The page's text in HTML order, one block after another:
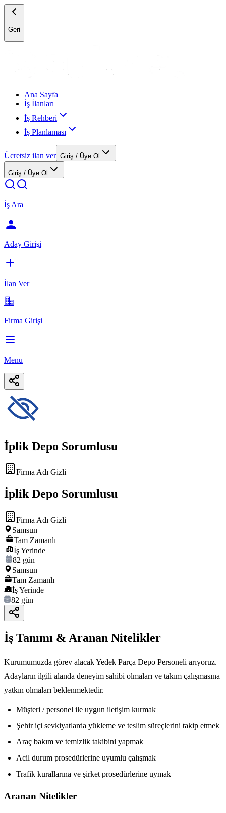
Geri
Ana Sayfa
İş İlanları
İş Rehberi
İş Planlaması
Ücretsiz ilan ver Giriş / Üye Ol
Giriş / Üye Ol
İş Ara
Aday Girişi
İlan Ver
Firma Girişi
Menu
İplik Depo Sorumlusu
Firma Adı Gizli
İplik Depo Sorumlusu
Firma Adı Gizli
Samsun
|
Tam Zamanlı
|
İş Yerinde
|
82 gün
Samsun
Tam Zamanlı
İş Yerinde
82 gün
İş Tanımı & Aranan Nitelikler
Kurumumuzda görev alacak Yedek Parça Depo Personeli arıyoruz.
Adayların ilgili alanda deneyim sahibi olmaları ve takım çalışmasına
yatkın olmaları beklenmektedir.
Müşteri / personel ile uygun iletişim kurmak
Şehir içi sevkiyatlarda yükleme ve teslim süreçlerini takip etmek
Araç bakım ve temizlik takibini yapmak
Acil durum prosedürlerine uyumlu çalışmak
Trafik kurallarına ve şirket prosedürlerine uymak
Aranan Nitelikler